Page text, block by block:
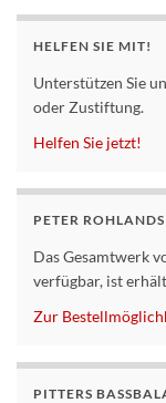
HELFEN SIE MIT!
Unterstützen Sie
oder Zustiftung.
Helfen Sie jetzt!
PETER
Das Gesamtwerk
verfügbar, ist
Zur
PITTERS